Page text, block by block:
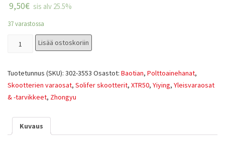
9,50€ sis alv 25.5%
37 varastossa
Lisää ostoskoriin
Tuotetunnus (SKU): 302-3553 Osastot: Baotian, Polttoainehanat,
Skootterien varaosat, Solifer skootterit, XTR50, Yiying, Yleisvaraosat
& -tarvikkeet, Zhongyu
Kuvaus